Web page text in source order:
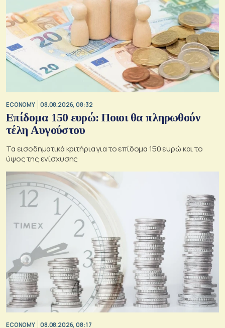
ECONOMY 08.08.2026, 08:32
Επίδομα 150 ευρώ: Ποιοι θα πληρωθούν
τέλη Αυγούστου
Τα εισοδηματικά κριτήρια για το επίδομα 150 ευρώ και το
ύψος της ενίσχυσης
ECONOMY 08.08.2026, 08:17